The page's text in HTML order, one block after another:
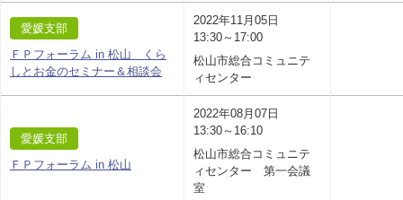
愛媛支部
ＦＰフォーラム in 松山 くら
しとお金のセミナー＆相談会
2022年11月05日
13:30～17:00
松山市総合コミュニテ
ィセンター
愛媛支部
ＦＰフォーラム in 松山
2022年08月07日
13:30～16:10
松山市総合コミュニテ
ィセンター 第一会議
室